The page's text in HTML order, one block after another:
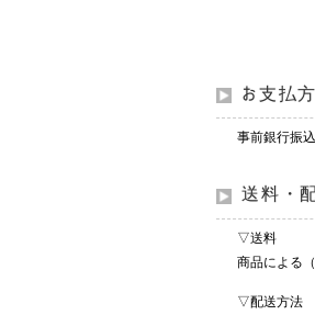
お支払
事前銀行振
送料・
▽送料
商品による
▽配送方法